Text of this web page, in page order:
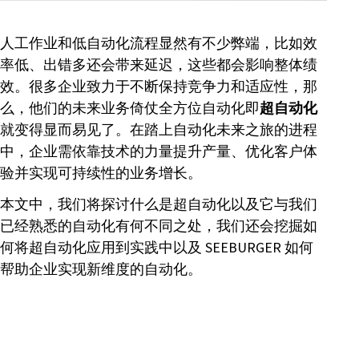
人工作业和低自动化流程显然有不少弊端，比如效
率低、出错多还会带来延迟，这些都会影响整体绩
效。很多企业致力于不断保持竞争力和适应性，那
么，他们的未来业务倚仗全方位自动化即超自动化
就变得显而易见了。在踏上自动化未来之旅的进程
中，企业需依靠技术的力量提升产量、优化客户体
验并实现可持续性的业务增长。
本文中，我们将探讨什么是超自动化以及它与我们
已经熟悉的自动化有何不同之处，我们还会挖掘如
何将超自动化应用到实践中以及 SEEBURGER 如何
帮助企业实现新维度的自动化。